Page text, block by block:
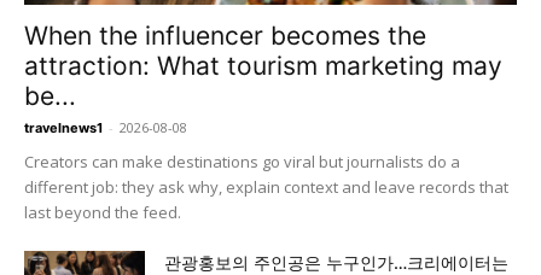
When the influencer becomes the
attraction: What tourism marketing may
be...
travelnews1 - 2026-08-08
Creators can make destinations go viral but journalists do a
different job: they ask why, explain context and leave records that
last beyond the feed.
관광홍보의 주인공은 누구인가…크리에이터는